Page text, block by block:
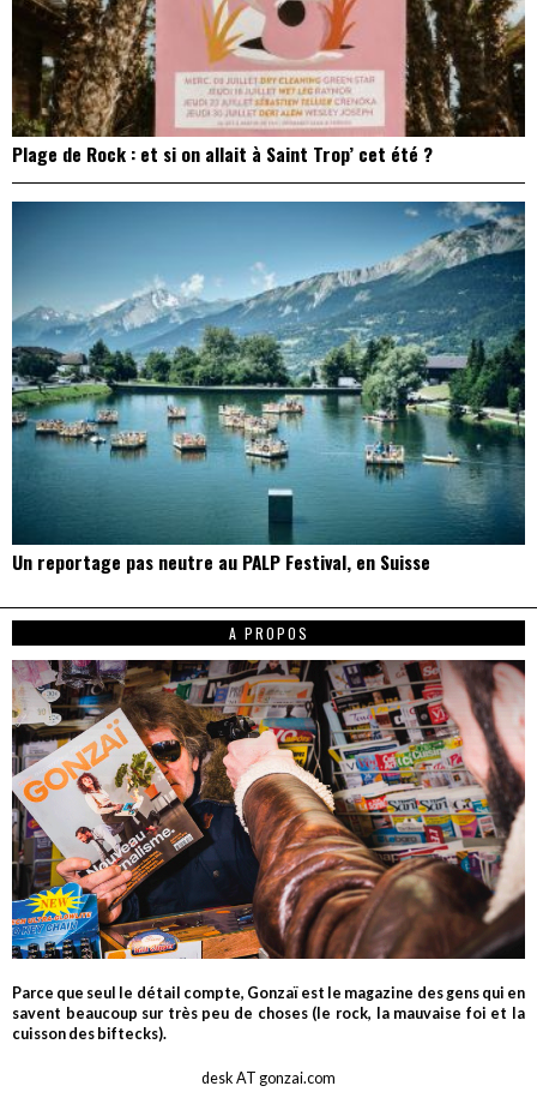
Plage de Rock : et si on allait à Saint Trop’ cet été ?
Un reportage pas neutre au PALP Festival, en Suisse
A PROPOS
Parce que seul le détail compte, Gonzaï est le magazine des gens qui en
savent beaucoup sur très peu de choses (le rock, la mauvaise foi et la
cuisson des biftecks).
desk AT gonzai.com